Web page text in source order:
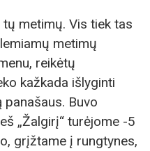
metimų. Vis tiek tas
metimų
reikėtų
kažkada išlyginti
Buvo
„Žalgirį“ turėjome -5
grįžtame į rungtynes,